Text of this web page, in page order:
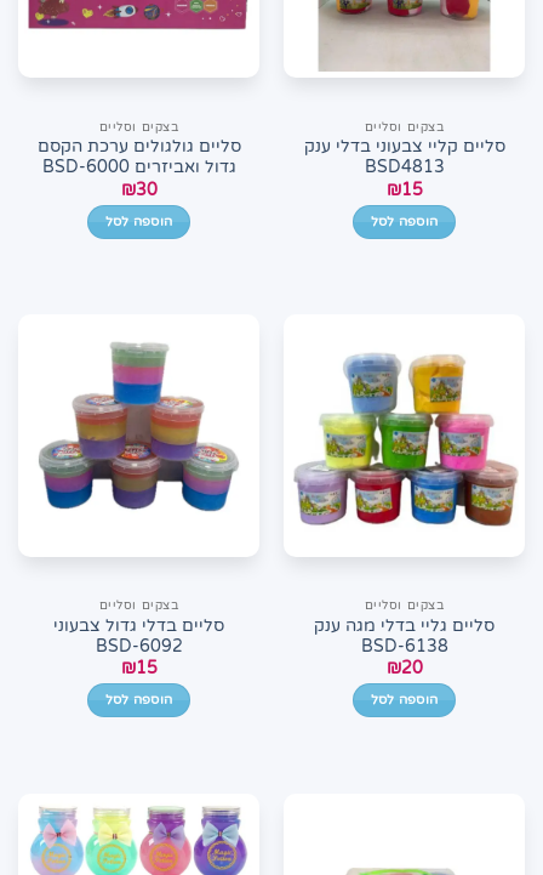
בצקים וסליים
סליים קליי צבעוני בדלי ענק
BSD4813
₪15
הוספה לסל
בצקים וסליים
סליים גולגולים ערכת הקסם
גדול ואביזרים BSD-6000
₪30
הוספה לסל
בצקים וסליים
סליים גליי בדלי מגה ענק
BSD-6138
₪20
הוספה לסל
בצקים וסליים
סליים בדלי גדול צבעוני
BSD-6092
₪15
הוספה לסל